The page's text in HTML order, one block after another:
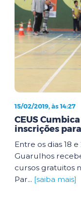
15/02/2019, às 14:27
CEUS
inscrições
Entre os dias 18
Guarulhos
cursos gratuitos
Par... [saiba mais]